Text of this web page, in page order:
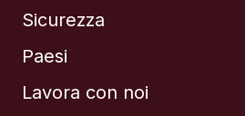
Sicurezza
Paesi
Lavora con noi